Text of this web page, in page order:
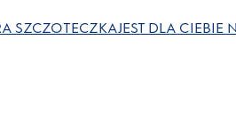
SZCZOTECZKAJEST DLA CIEBIE